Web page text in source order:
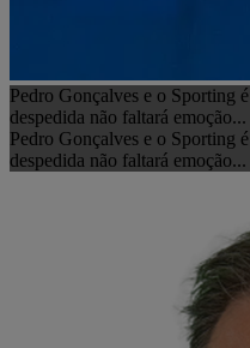
Pedro Gonçalves e o Sporting
despedida não faltará
Pedro Gonçalves e o Sporting
despedida não faltará